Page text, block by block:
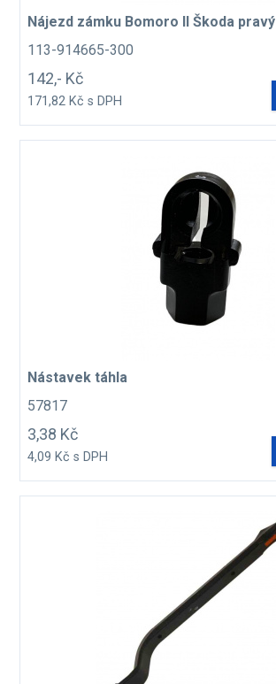
Nájezd zámku Bomoro II Škoda pravý
113-914665-300
142,- Kč
171,82 Kč s DPH
Nástavek táhla
57817
3,38 Kč
4,09 Kč s DPH